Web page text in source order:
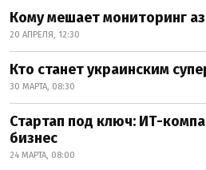
Кому мешает мониторинг
20 АПРЕЛЯ, 12:30
Кто станет украинским
30 МАРТА, 08:30
Стартап под ключ: ИТ-
бизнес
24 МАРТА, 08:00